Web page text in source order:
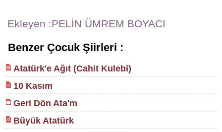
Ekleyen :PELİN ÜMREM BOYACI
Benzer Çocuk Şiirleri :
Atatürk'e Ağıt (Cahit Kulebi)
10 Kasım
Geri Dön Ata'm
Büyük Atatürk